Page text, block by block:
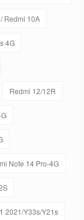
Redmi 10A
4G
Redmi 12/12R
Note 14 Pro-4G
2021/Y33s/Y21s